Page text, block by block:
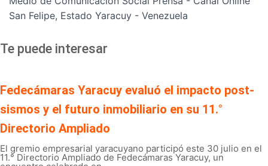
San Felipe, Estado Yaracuy - Venezuela
Te puede interesar
Fedecámaras Yaracuy evaluó el impacto post-
sismos y el futuro inmobiliario en su 11.°
Directorio Ampliado
El gremio empresarial yaracuyano participó este 30 julio en el
11.° Directorio Ampliado de Fedecámaras Yaracuy, un